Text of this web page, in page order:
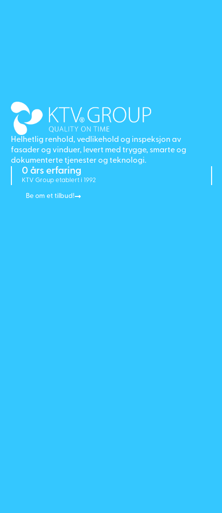
Helhetlig renhold, vedlikehold og inspeksjon av
fasader og vinduer, levert med trygge, smarte og
dokumenterte tjenester og teknologi.
0 års erfaring
KTV Group etablert i 1992
Be om et tilbud!